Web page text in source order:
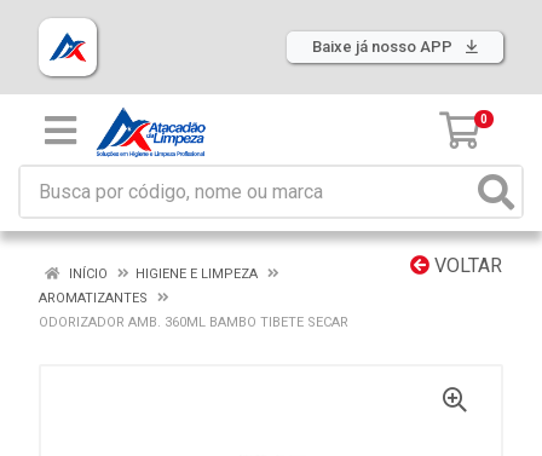
Baixe já nosso APP
0
VOLTAR
INÍCIO
HIGIENE E LIMPEZA
AROMATIZANTES
ODORIZADOR AMB. 360ML BAMBO TIBETE SECAR